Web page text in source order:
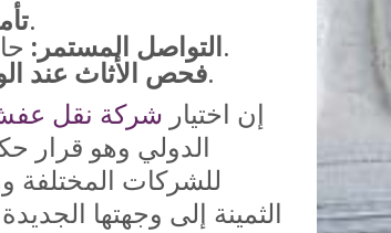
احتفظ بالمستندات الهامة والمجوهرات والأشياء الثمينة معك شخصياً.
التواصل المستمر:حافظ على تواصل جيد مع شركة النقل لمتابعة عملية النقل والتأكد من سير الأمور بسلاسة.
فحص الأثاث عندتأكد من سلامة جميع قطع الأثاث عند الوصول إلى الدمام قبل مغادرة فريق النقل.
إن اختيار شركة نقل عفش
الدولي وهو قرار
للشركات المختلفة
الثمينة إلى وجهتها